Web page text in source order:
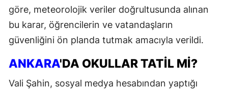
göre, meteorolojik veriler doğrultusunda alınan
bu karar, öğrencilerin ve vatandaşların
güvenliğini ön planda tutmak amacıyla verildi.
ANKARA'DA OKULLAR TATIL MI?
Vali Şahin, sosyal medya hesabından yaptığı